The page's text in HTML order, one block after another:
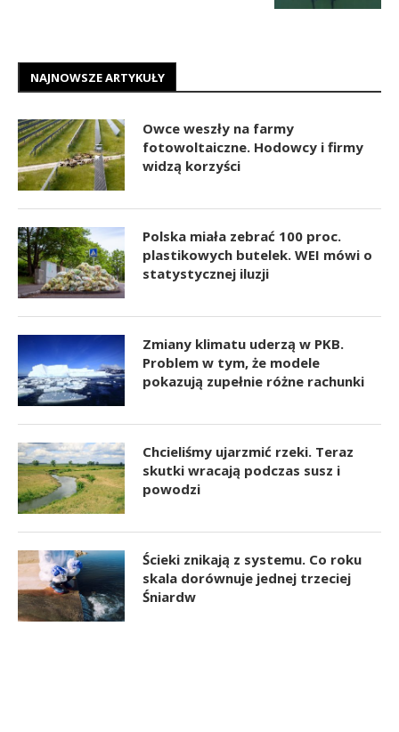
NAJNOWSZE ARTYKUŁY
Owce weszły na farmy
fotowoltaiczne. Hodowcy i firmy
widzą korzyści
Polska miała zebrać 100 proc.
plastikowych butelek. WEI mówi o
statystycznej iluzji
Zmiany klimatu uderzą w PKB.
Problem w tym, że modele
pokazują zupełnie różne rachunki
Chcieliśmy ujarzmić rzeki. Teraz
skutki wracają podczas susz i
powodzi
Ścieki znikają z systemu. Co roku
skala dorównuje jednej trzeciej
Śniardw